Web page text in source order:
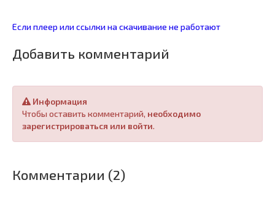
Если плеер или ссылки на скачивание не работают
Добавить комментарий
Информация
Чтобы оставить комментарий, необходимо
зарегистрироваться или войти.
Комментарии (2)